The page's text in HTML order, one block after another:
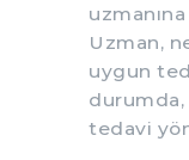
Uzman,
uygun
durumda,
tedavi